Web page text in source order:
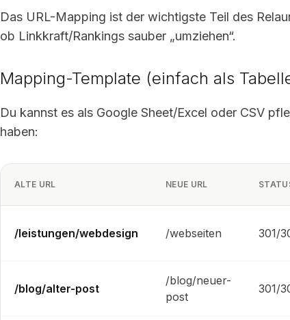
Das URL-Mapping ist der wichtigste Teil des
ob Linkkraft/Rankings sauber „umziehen“.
Mapping-Template (einfach als
Du kannst es als Google Sheet/Excel oder CSV
haben:
ALTE URL NEUE URL
/leistungen/webdesign /webseiten 301/
/blog/alter-post
/blog/neuer-
post
301/